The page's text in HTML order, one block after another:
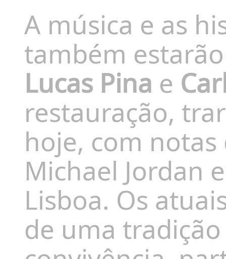
A música e as
também
Lucas Pinae
restauração,
hoje, com
Michael Jordan
Lisboa. Os
de uma